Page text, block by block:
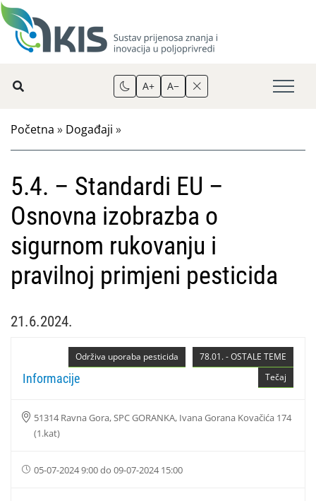
A+ A−
Početna » Događaji »
5.4. – Standardi EU –
Osnovna izobrazba o
sigurnom rukovanju i
pravilnoj primjeni pesticida
21.6.2024.
78.01. - OSTALE TEME
Održiva uporaba pesticida
Tečaj
Informacije
51314 Ravna Gora, SPC GORANKA, Ivana Gorana Kovačića 174
(1.kat)
05-07-2024 9:00 do 09-07-2024 15:00